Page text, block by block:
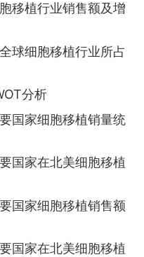
移植行业销售额及增
球细胞移植行业所占
分析
国家细胞移植销量统
国家在北美细胞移植
国家细胞移植销售额
国家在北美细胞移植